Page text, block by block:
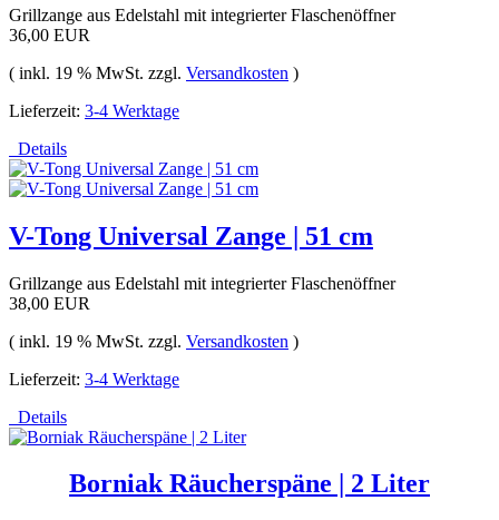
Grillzange aus Edelstahl mit integrierter Flaschenöffner
36,00 EUR
( inkl. 19 % MwSt. zzgl. Versandkosten )
Lieferzeit: 3-4 Werktage
Details
V-Tong Universal Zange | 51 cm
Grillzange aus Edelstahl mit integrierter Flaschenöffner
38,00 EUR
( inkl. 19 % MwSt. zzgl. Versandkosten )
Lieferzeit: 3-4 Werktage
Details
Borniak Räucherspäne | 2 Liter